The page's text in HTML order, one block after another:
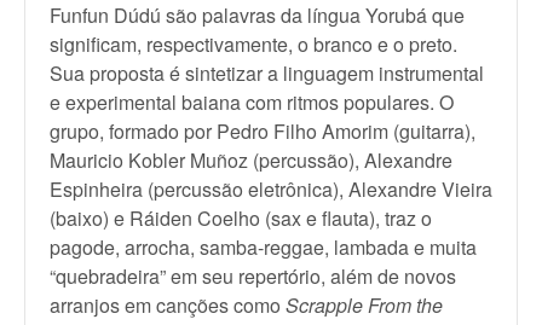
Funfun Dúdú são palavras da língua Yorubá que
significam, respectivamente, o branco e o preto.
Sua proposta é sintetizar a linguagem instrumental
e experimental baiana com ritmos populares. O
grupo, formado por Pedro Filho Amorim (guitarra),
Mauricio Kobler Muñoz (percussão), Alexandre
Espinheira (percussão eletrônica), Alexandre Vieira
(baixo) e Ráiden Coelho (sax e flauta), traz o
pagode, arrocha, samba-reggae, lambada e muita
“quebradeira” em seu repertório, além de novos
arranjos em canções como Scrapple From the